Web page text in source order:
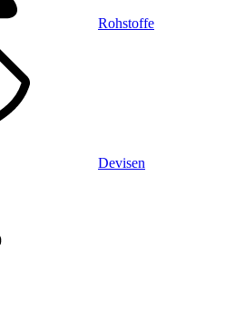
Rohstoffe
Devisen